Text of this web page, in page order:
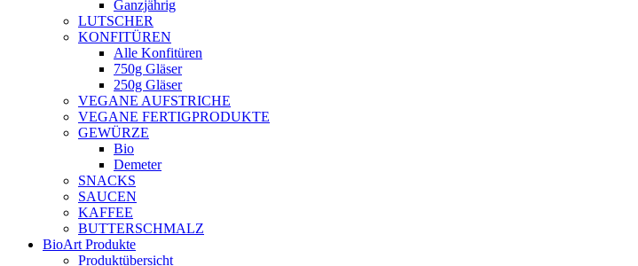
Ganzjährig
LUTSCHER
KONFITÜREN
Alle Konfitüren
750g Gläser
250g Gläser
VEGANE AUFSTRICHE
VEGANE FERTIGPRODUKTE
GEWÜRZE
Bio
Demeter
SNACKS
SAUCEN
KAFFEE
BUTTERSCHMALZ
BioArt Produkte
Produktübersicht